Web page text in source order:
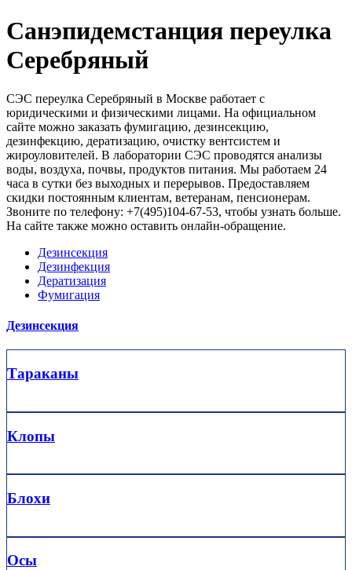
Санэпидемстанция переулка
Серебряный
СЭС переулка Серебряный в Москве работает с
юридическими и физическими лицами. На официальном
сайте можно заказать фумигацию, дезинсекцию,
дезинфекцию, дератизацию, очистку вентсистем и
жироуловителей. В лаборатории СЭС проводятся анализы
воды, воздуха, почвы, продуктов питания. Мы работаем 24
часа в сутки без выходных и перерывов. Предоставляем
скидки постоянным клиентам, ветеранам, пенсионерам.
Звоните по телефону: +7(495)104-67-53, чтобы узнать больше.
На сайте также можно оставить онлайн-обращение.
Дезинсекция
Дезинфекция
Дератизация
Фумигация
Дезинсекция
Тараканы
Клопы
Блохи
Осы